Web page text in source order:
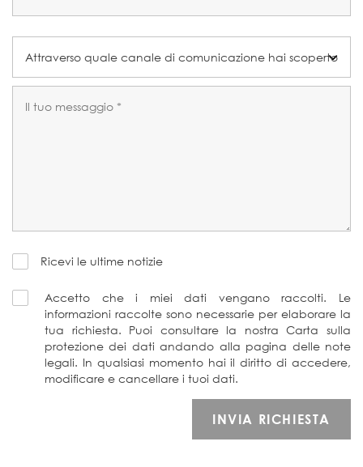
Ricevi le ultime notizie
Accetto che i miei dati vengano raccolti. Le
informazioni raccolte sono necessarie per elaborare la
tua richiesta. Puoi consultare la nostra Carta sulla
protezione dei dati andando alla pagina delle note
legali. In qualsiasi momento hai il diritto di accedere,
modificare e cancellare i tuoi dati.